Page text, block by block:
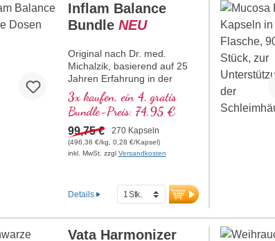
Inflam Balance
Bundle NEU
Original nach Dr. med.
Michalzik, basierend auf 25
Jahren Erfahrung in der
Entwicklung hochwertiger
Naturstoffkombinationen.
Kombination aus drei
hochreinen
Pflanzenextrakten: Grüntee-
Extrakt mit 98 %
95 % Curcuminoiden in
Lecithin-Matrix sowie
Weihrauch-Extrakt (Boswellia
serrata) mit 85 %
3x kaufen, ein 4. gratis
Bundle-Preis: 74,95 €
99,75 € 270 Kapseln
(496,36 €/kg, 0,28 €/Kapsel)
inkl. MwSt. zzgl Versandkosten
Details
Vata Harmonizer